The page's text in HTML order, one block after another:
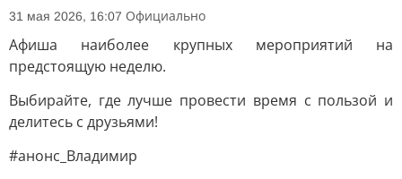
31 мая 2026, 16:07 Официально
Афиша наиболее крупных мероприятий на
предстоящую неделю.
Выбирайте, где лучше провести время с пользой и
делитесь с друзьями!
#анонс_Владимир